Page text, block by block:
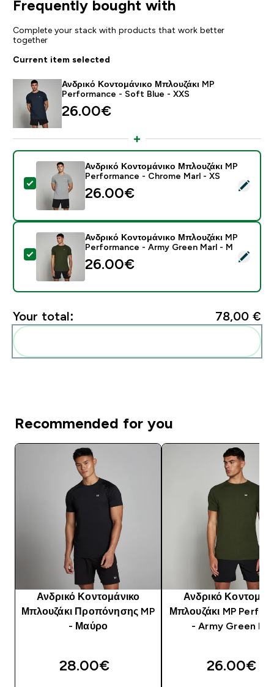
Frequently bought with
Complete your stack with products that work better
together
Current item selected
Ανδρικό Κοντομάνικο Μπλουζάκι MP
Performance - Soft Blue - XXS
26.00€‎
Select this product - Ανδρικό Κοντομάνικο
Ανδρικό Κοντομάνικο Μπλουζάκι MP
Performance - Chrome Marl - XS
26.00€‎
Select this product - Ανδρικό Κοντομάνικο
Ανδρικό Κοντομάνικο Μπλουζάκι MP
Performance - Army Green Marl - M
26.00€‎
Your total: 78,00 €‎
Recommended for you
Ανδρικό Κοντομάνικο
Μπλουζάκι Προπόνησης MP
- Μαύρο
28.00€‎
Ανδρικό
Μπλουζάκι MP
- Army Green
26.00€‎